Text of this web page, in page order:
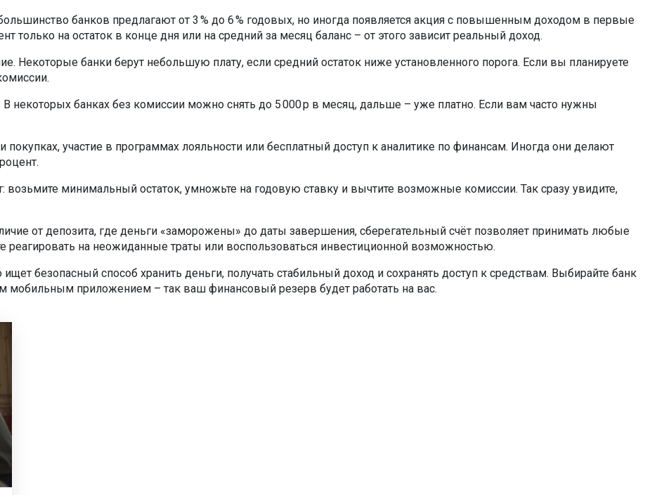
банков предлагают от 3 % до 6 % годовых, но иногда появляется акция с повышенным доходом в первые
только на остаток в конце дня или на средний за месяц баланс – от этого зависит реальный доход.
Некоторые банки берут небольшую плату, если средний остаток ниже установленного порога. Если вы планируете
некоторых банках без комиссии можно снять до 5 000 р в месяц, дальше – уже платно. Если вам часто нужны
участие в программах лояльности или бесплатный доступ к аналитике по финансам. Иногда они делают
возьмите минимальный остаток, умножьте на годовую ставку и вычтите возможные комиссии. Так сразу увидите,
от депозита, где деньги «заморожены» до даты завершения, сберегательный счёт позволяет принимать любые
на неожиданные траты или воспользоваться инвестиционной возможностью.
безопасный способ хранить деньги, получать стабильный доход и сохранять доступ к средствам. Выбирайте банк
мобильным приложением – так ваш финансовый резерв будет работать на вас.